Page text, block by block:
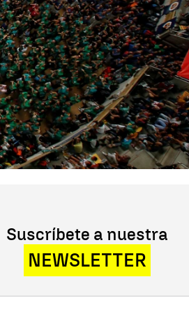
Suscríbete a nuestra
NEWSLETTER